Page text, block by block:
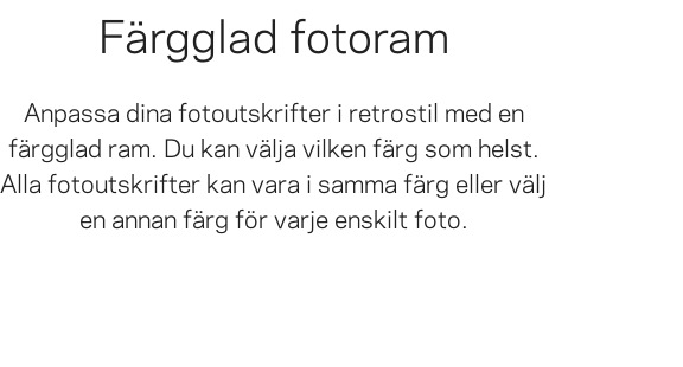
Färgglad fotoram
Anpassa dina fotoutskrifter i retrostil med en
färgglad ram. Du kan välja vilken färg som helst.
Alla fotoutskrifter kan vara i samma färg eller välj
en annan färg för varje enskilt foto.